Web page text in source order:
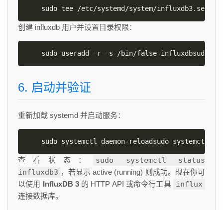
sudo tee /etc/systemd/system/
创建 influxdb 用户并设置目录权限：
sudo useradd -r -s /bin/false influxdbsudo
6. 启动并验证
重新加载 systemd 并启动服务：
sudo systemctl daemon-reloadsudo systemctl
查看状态：
sudo systemctl status
influxdb3 ，若显示 active (running) 则成功。现在你可
以使用 InfluxDB 3的 HTTP API 或命令行工具 influx
连接数据库。